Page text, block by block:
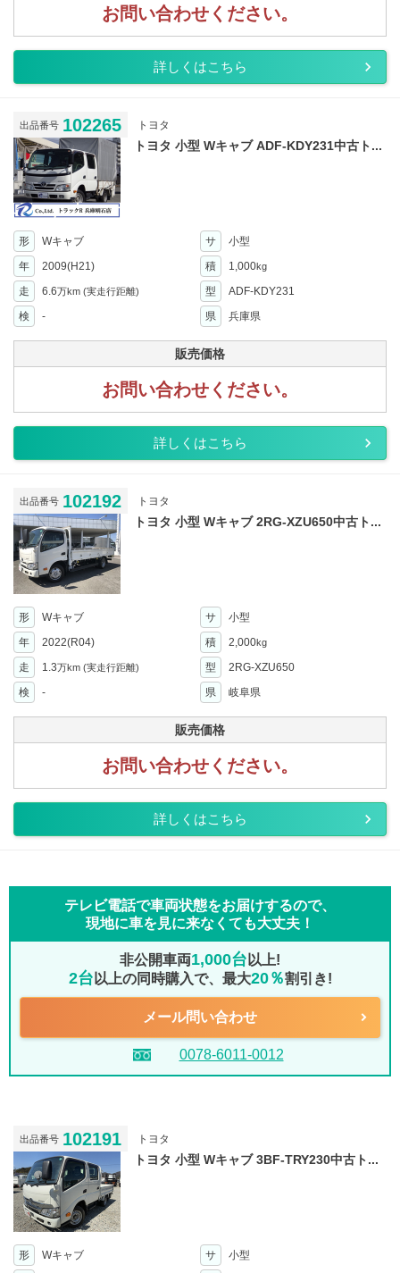
お問い合わせください。
詳しくはこちら
出品番号 102265 トヨタ
トヨタ 小型 Wキャブ ADF-KDY231中古ト...
形 Wキャブ サ
小型
年
2009(H21) 積 1,000kg
走 6.6万km (実走行距離) 型
ADF-KDY231
検
- 県 兵庫県
販売価格
お問い合わせください。
詳しくはこちら
出品番号 102192 トヨタ
トヨタ 小型 Wキャブ 2RG-XZU650中古ト...
形 Wキャブ サ
小型
年
2022(R04) 積 2,000kg
走 1.3万km (実走行距離) 型
2RG-XZU650
検
- 県 岐阜県
販売価格
お問い合わせください。
詳しくはこちら
テレビ電話で車両状態をお届けするので、
現地に車を見に来なくても大丈夫！
非公開車両1,000台 以上!
2台 以上の同時購入で、最大20％割引き!
メール問い合わせ
0078-6011-0012
出品番号 102191 トヨタ
トヨタ 小型 Wキャブ 3BF-TRY230中古ト...
形 Wキャブ サ
小型